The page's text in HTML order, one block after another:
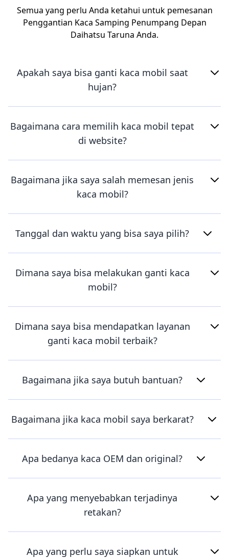
Semua yang perlu Anda ketahui untuk pemesanan
Penggantian Kaca Samping Penumpang Depan
Daihatsu Taruna Anda.
Apakah saya bisa ganti kaca mobil saat
hujan?
Bagaimana cara memilih kaca mobil tepat
di website?
Bagaimana jika saya salah memesan jenis
kaca mobil?
Tanggal dan waktu yang bisa saya pilih?
Dimana saya bisa melakukan ganti kaca
mobil?
Dimana saya bisa mendapatkan layanan
ganti kaca mobil terbaik?
Bagaimana jika saya butuh bantuan?
Bagaimana jika kaca mobil saya berkarat?
Apa bedanya kaca OEM dan original?
Apa yang menyebabkan terjadinya
retakan?
Apa yang perlu saya siapkan untuk